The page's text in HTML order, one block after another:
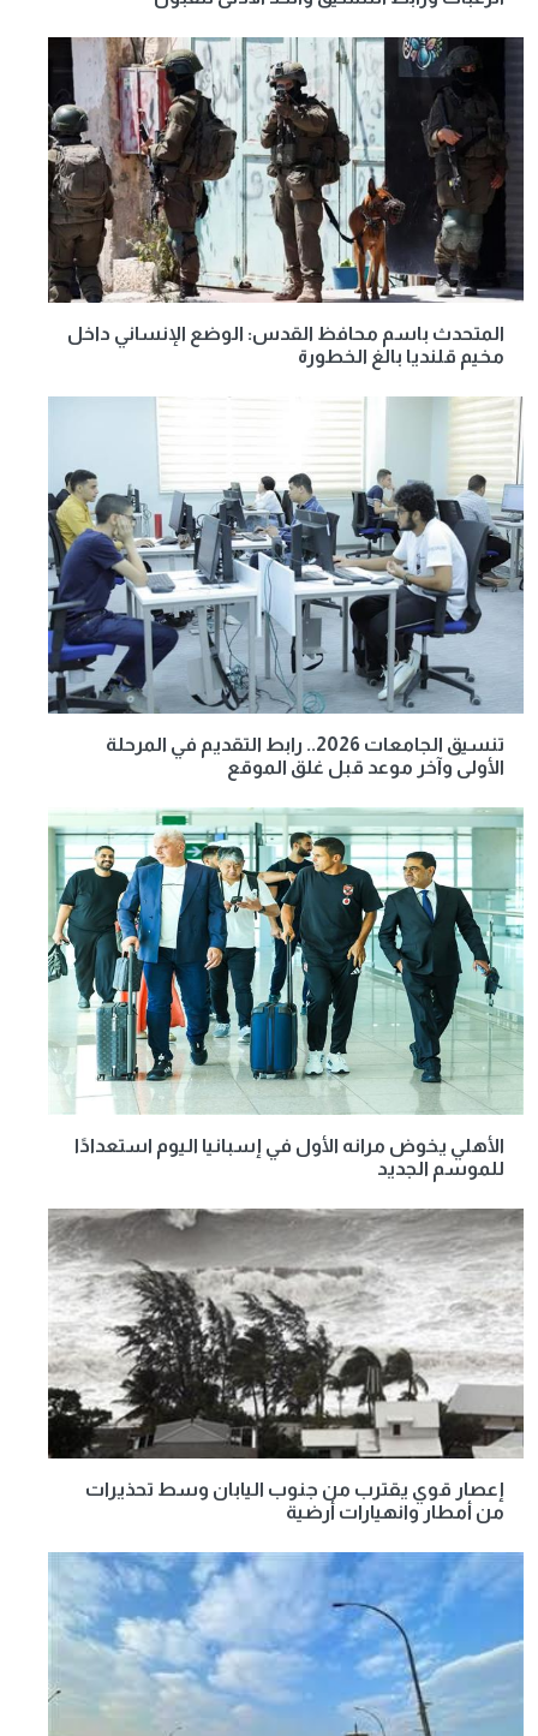
المتحدث باسم محافظ القدس: الوضع الإنساني داخل
مخيم قلنديا بالغ الخطورة
تنسيق الجامعات 2026.. رابط التقديم في المرحلة
الأولى وآخر موعد قبل غلق الموقع
الأهلي يخوض مرانه الأول في إسبانيا اليوم استعدادًا
للموسم الجديد
إعصار قوي يقترب من جنوب اليابان وسط تحذيرات
من أمطار وانهيارات أرضية